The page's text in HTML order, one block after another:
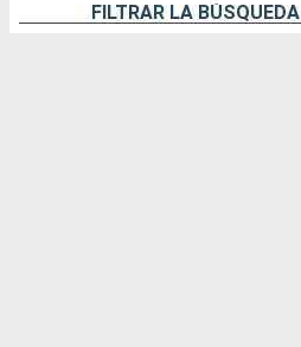
FILTRAR LA BÚSQUEDA